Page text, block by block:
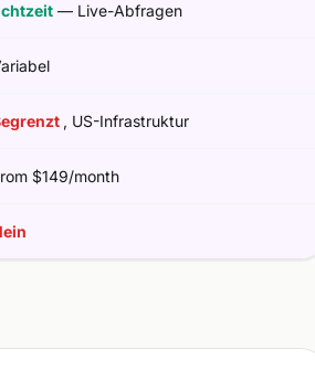
— Live-Abfragen
, US-Infrastruktur
$149/month